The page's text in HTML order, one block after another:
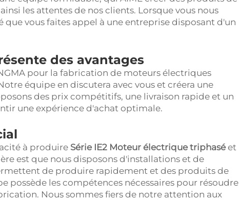
les attentes de nos clients. Lorsque vous nous
que vous faites appel à une entreprise disposant d'un
des avantages
pour la fabrication de moteurs électriques
équipe en discutera avec vous et créera une
des prix compétitifs, une livraison rapide et un
une expérience d'achat optimale.
à produire Série IE2 Moteur électrique triphasé et
est que nous disposons d'installations et de
de produire rapidement et des produits de
possède les compétences nécessaires pour résoudre
Nous sommes fiers de notre attention aux